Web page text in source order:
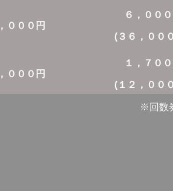
００円
６，０００
(３６，００
００円
１，７００
(１２，００
定額払いも